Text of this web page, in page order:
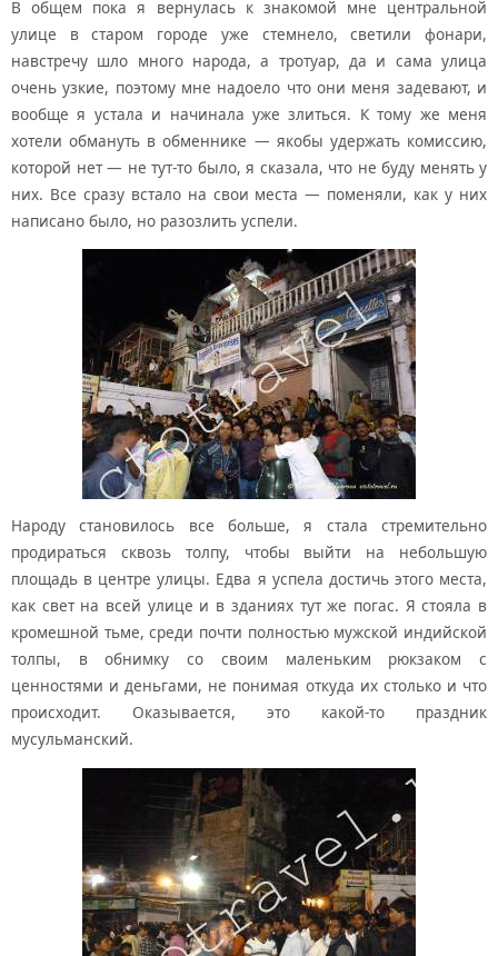
В общем пока я вернулась к знакомой мне центральной
улице в старом городе уже стемнело, светили фонари,
навстречу шло много народа, а тротуар, да и сама улица
очень узкие, поэтому мне надоело что они меня задевают, и
вообще я устала и начинала уже злиться. К тому же меня
хотели обмануть в обменнике — якобы удержать комиссию,
которой нет — не тут-то было, я сказала, что не буду менять у
них. Все сразу встало на свои места — поменяли, как у них
написано было, но разозлить успели.
Народу становилось все больше, я стала стремительно
продираться сквозь толпу, чтобы выйти на небольшую
площадь в центре улицы. Едва я успела достичь этого места,
как свет на всей улице и в зданиях тут же погас. Я стояла в
кромешной тьме, среди почти полностью мужской индийской
толпы, в обнимку со своим маленьким рюкзаком с
ценностями и деньгами, не понимая откуда их столько и что
происходит. Оказывается, это какой-то праздник
мусульманский.